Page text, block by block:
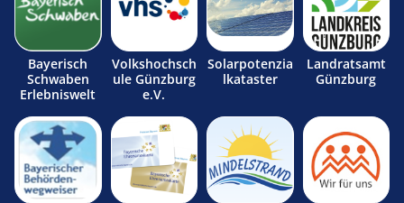
Bayerisch
Schwaben
Erlebniswelt
Volkshochsch
ule Günzburg
e.V.
Solarpotenzia
lkataster
Landratsamt
Günzburg